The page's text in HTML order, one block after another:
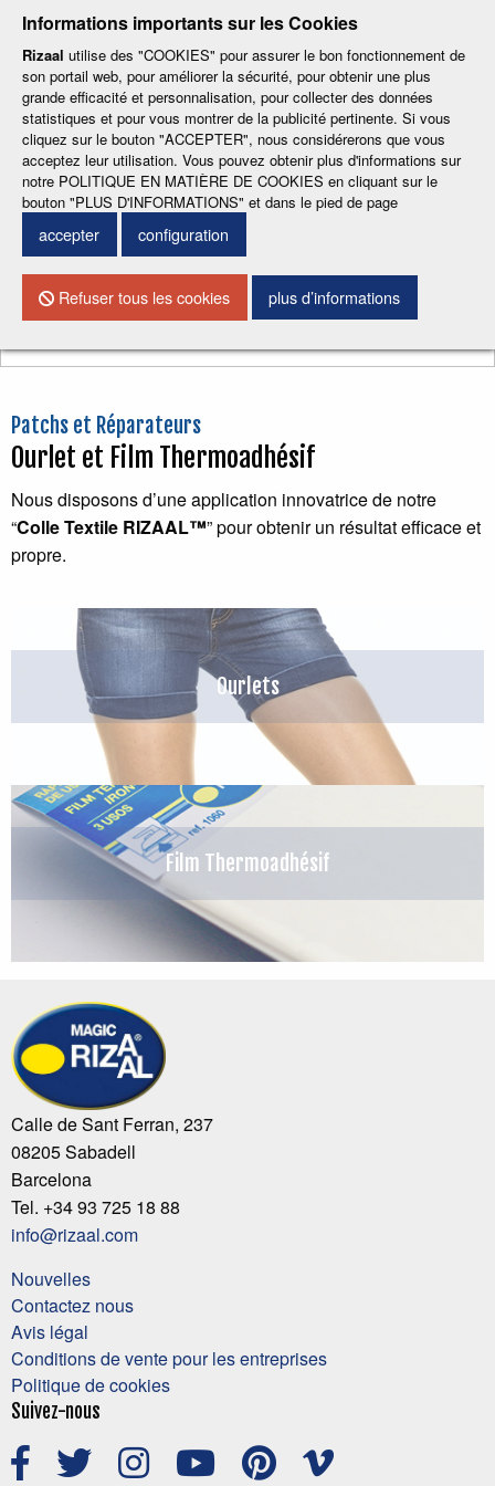
Informations importants sur les Cookies
Rizaal utilise des "COOKIES" pour assurer le bon fonctionnement de
son portail web, pour améliorer la sécurité, pour obtenir une plus
grande efficacité et personnalisation, pour collecter des données
statistiques et pour vous montrer de la publicité pertinente. Si vous
cliquez sur le bouton "ACCEPTER", nous considérerons que vous
acceptez leur utilisation. Vous pouvez obtenir plus d'informations sur
notre POLITIQUE EN MATIÈRE DE COOKIES en cliquant sur le
bouton "PLUS D'INFORMATIONS" et dans le pied de page
accepter configuration
Refuser tous les cookies plus d’informations
- ESP- ENG-CAT -FRA-DEU
CONTACTEZ NOUS
Menu
Chercher
Patchs et Réparateurs
Ourlet et Film Thermoadhésif
Nous disposons d’une application innovatrice de notre
“Colle Textile RIZAAL™” pour obtenir un résultat efficace et
propre.
Ourlets
Film Thermoadhésif
Calle de Sant Ferran, 237
08205 Sabadell
Barcelona
Tel. +34 93 725 18 88
info@rizaal.com
Nouvelles
Contactez nous
Avis légal
Conditions de vente pour les entreprises
Politique de cookies
Suivez-nous